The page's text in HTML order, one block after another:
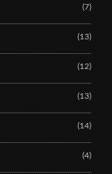
(7)
(13)
(12)
(13)
(14)
(4)